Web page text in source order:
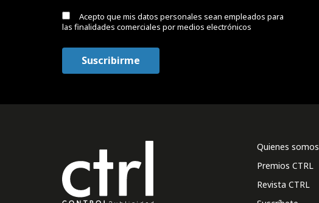
Acepto que mis datos personales sean empleados para
las finalidades comerciales por medios electrónicos
Quienes somos
Premios CTRL
Revista CTRL